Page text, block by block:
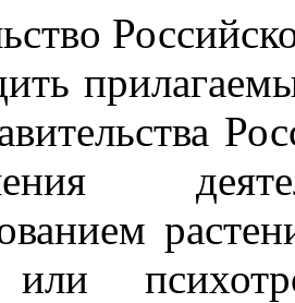
или